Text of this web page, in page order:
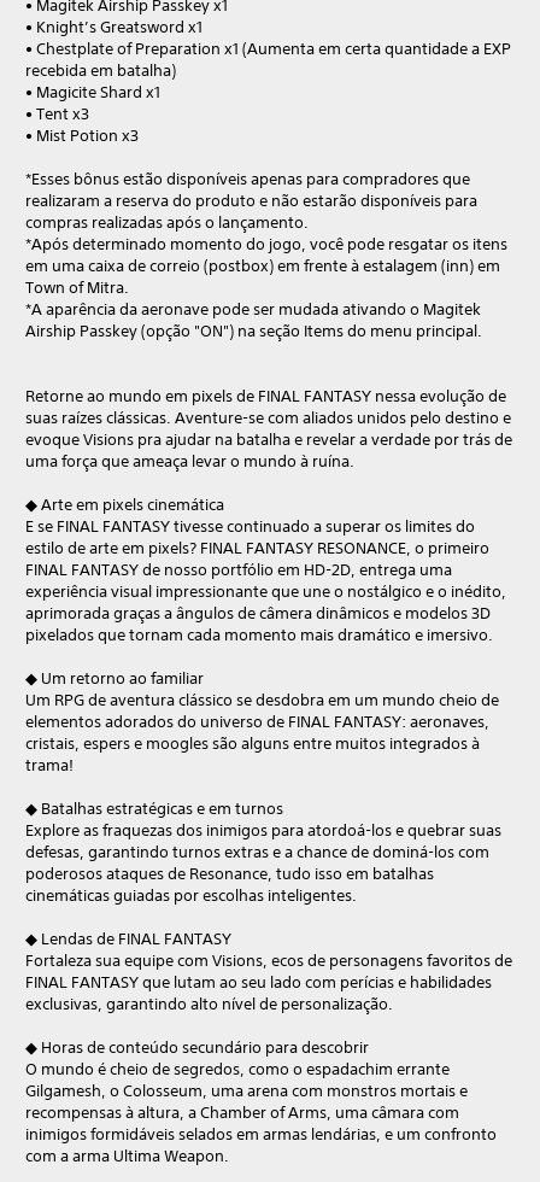
• Magitek Airship Passkey x1
• Knight’s Greatsword x1
• Chestplate of Preparation x1 (Aumenta em certa quantidade a EXP
recebida em batalha)
• Magicite Shard x1
• Tent x3
• Mist Potion x3
*Esses bônus estão disponíveis apenas para compradores que
realizaram a reserva do produto e não estarão disponíveis para
compras realizadas após o lançamento.
*Após determinado momento do jogo, você pode resgatar os itens
em uma caixa de correio (postbox) em frente à estalagem (inn) em
Town of Mitra.
*A aparência da aeronave pode ser mudada ativando o Magitek
Airship Passkey (opção "ON") na seção Items do menu principal.
Retorne ao mundo em pixels de FINAL FANTASY nessa evolução de
suas raízes clássicas. Aventure-se com aliados unidos pelo destino e
evoque Visions pra ajudar na batalha e revelar a verdade por trás de
uma força que ameaça levar o mundo à ruína.
◆ Arte em pixels cinemática
E se FINAL FANTASY tivesse continuado a superar os limites do
estilo de arte em pixels? FINAL FANTASY RESONANCE, o primeiro
FINAL FANTASY de nosso portfólio em HD-2D, entrega uma
experiência visual impressionante que une o nostálgico e o inédito,
aprimorada graças a ângulos de câmera dinâmicos e modelos 3D
pixelados que tornam cada momento mais dramático e imersivo.
◆ Um retorno ao familiar
Um RPG de aventura clássico se desdobra em um mundo cheio de
elementos adorados do universo de FINAL FANTASY: aeronaves,
cristais, espers e moogles são alguns entre muitos integrados à
trama!
◆ Batalhas estratégicas e em turnos
Explore as fraquezas dos inimigos para atordoá-los e quebrar suas
defesas, garantindo turnos extras e a chance de dominá-los com
poderosos ataques de Resonance, tudo isso em batalhas
cinemáticas guiadas por escolhas inteligentes.
◆ Lendas de FINAL FANTASY
Fortaleza sua equipe com Visions, ecos de personagens favoritos de
FINAL FANTASY que lutam ao seu lado com perícias e habilidades
exclusivas, garantindo alto nível de personalização.
◆ Horas de conteúdo secundário para descobrir
O mundo é cheio de segredos, como o espadachim errante
Gilgamesh, o Colosseum, uma arena com monstros mortais e
recompensas à altura, a Chamber of Arms, uma câmara com
inimigos formidáveis selados em armas lendárias, e um confronto
com a arma Ultima Weapon.